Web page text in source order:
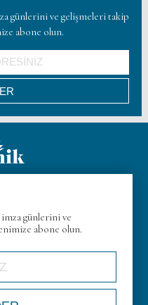
günlerini ve gelişmeleri takip
abone olun.
günlerini ve
abone olun.